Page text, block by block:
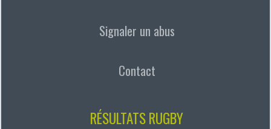
Signaler un abus
Contact
RÉSULTATS RUGBY